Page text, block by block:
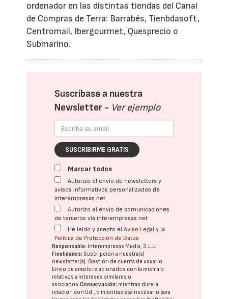
ordenador en las distintas tiendas del Canal
de Compras de Terra: Barrabés, Tienbdasoft,
Centromail, Ibergourmet, Quesprecio o
Submarino.
Suscríbase a nuestra
Newsletter - Ver ejemplo
SUSCRIBIRME GRATIS
Marcar todos
Autorizo el envío de newsletters y
avisos informativos personalizados de
interempresas.net
Autorizo el envío de comunicaciones
de terceros vía interempresas.net
He leído y acepto elAviso Legal y la
Política de Protección de Datos
Responsable: Interempresas Media, S.L.U.
Finalidades: Suscripción a nuestra(s)
newsletter(s). Gestión de cuenta de usuario.
Envío de emails relacionados con la misma o
relativos a intereses similares o
asociados.Conservación: mientras dure la
relación con Ud., o mientras sea necesario para